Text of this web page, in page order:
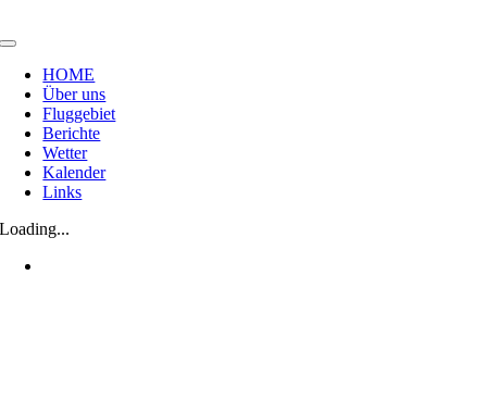
Inhalt
Toggle
Navigation
HOME
Über uns
Fluggebiet
Berichte
Wetter
Kalender
Links
Loading...